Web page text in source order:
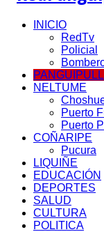
INICIO
RedTv
Policial
PANGUIPULLI
NELTUME
Puerto
Puerto
COÑARIPE
Pucura
LIQUIÑE
EDUCACIÓN
DEPORTES
SALUD
CULTURA
POLITICA